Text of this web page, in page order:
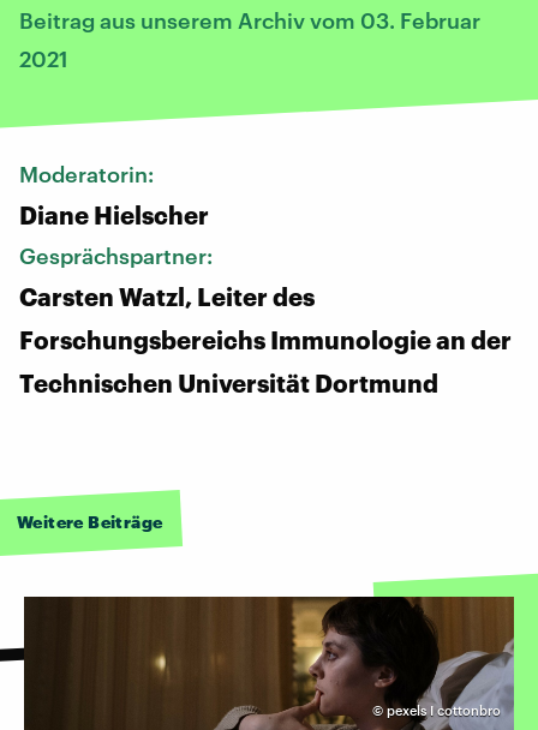
Beitrag aus unserem Archiv vom 03. Februar
2021
Moderatorin:
Diane Hielscher
Gesprächspartner:
Carsten Watzl, Leiter des
Forschungsbereichs Immunologie an der
Technischen Universität Dortmund
Weitere Beiträge
©pexels I cottonbro